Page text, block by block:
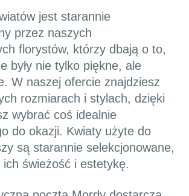
jest starannie
przez naszych
florystów, którzy dbają o to,
były nie tylko piękne, ale
W naszej ofercie znajdziesz
rozmiarach i stylach, dzięki
wybrać coś idealnie
do okazji. Kwiaty użyte do
są starannie selekcjonowane,
świeżość i estetykę.